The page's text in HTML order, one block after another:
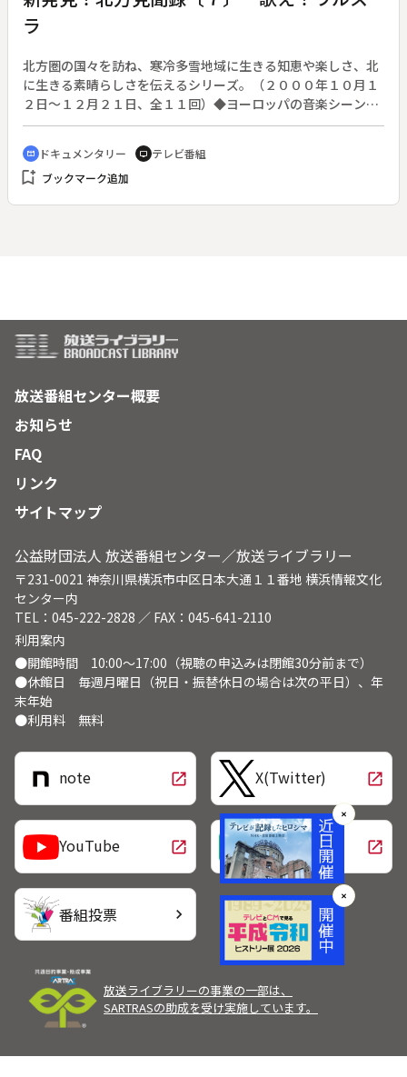
鈴虫（一）、鈴虫（二）、夕霧（五島美術館蔵））
ラ
北方圏の国々を訪ね、寒冷多雪地域に生きる知恵や楽しさ、北
に生きる素晴らしさを伝えるシリーズ。（２０００年１０月１
２日～１２月２１日、全１１回）◆ヨーロッパの音楽シーンで
注目を集める女性シンガー、ウルスラ・ランスマン。彼女は北
極圏の少数民族「サーメ」の出身である。サーメは北極圏に４
０００年前からトナカイと共に暮らし、現在は約７万人がフィ
ンランドやスウェーデン、ノルウェーに暮らす。ウルスラの歌
cinematic_blur ドキュメンタリー tv テレビ番組
bookmark_add ブックマーク追加
放送番組センター概要
お知らせ
FAQ
リンク
サイトマップ
公益財団法人 放送番組センター／放送ライブラリー
〒231-0021 神奈川県横浜市中区日本大通１１番地 横浜情報文化
センター内
TEL：045-222-2828 ／ FAX：045-641-2110
利用案内
●開館時間 10:00～17:00（視聴の申込みは閉館30分前まで）
●休館日 毎週月曜日（祝日・振替休日の場合は次の平日）、年
末年始
●利用料 無料
note open_in_new X(Twitter) open_in_new
YouTube open_in_new LINE open_in_new
番組投票 chevron_right
放送ライブラリーの事業の一部は、
SARTRASの助成を受け実施しています。
✕
✕